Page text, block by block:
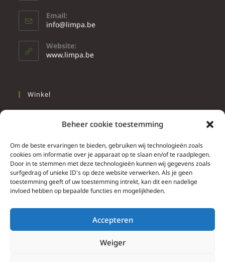
Beheer cookie toestemming
Om de beste ervaringen te bieden, gebruiken wij technologieën zoals
cookies om informatie over je apparaat op te slaan en/of te raadplegen.
Door in te stemmen met deze technologieën kunnen wij gegevens zoals
surfgedrag of unieke ID's op deze website verwerken. Als je geen
toestemming geeft of uw toestemming intrekt, kan dit een nadelige
invloed hebben op bepaalde functies en mogelijkheden.
Accepteren
Weiger
Email:
info@limpa.be
Website:
www.limpa.be
Winkel
Wonen
Info
Contacteer ons